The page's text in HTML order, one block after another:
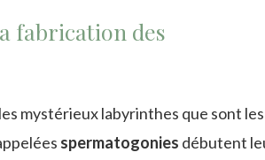
fabrication des
mystérieux labyrinthes que sont les
spermatogonies débutent